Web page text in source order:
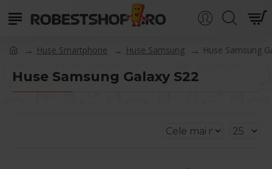
Huse Smartphone Huse Samsung Huse Samsung
Huse Samsung Galaxy S22